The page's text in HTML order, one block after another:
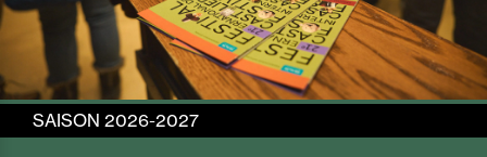
SAISON 2026-2027